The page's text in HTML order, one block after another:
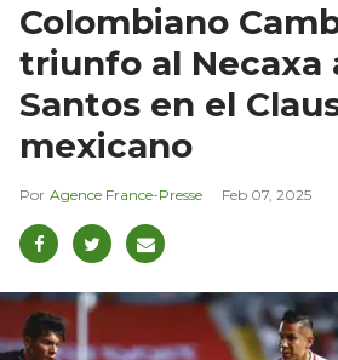
Colombiano
triunfo al Necaxa
Santos en el
mexicano
Agence France-Presse Feb 07, 2025